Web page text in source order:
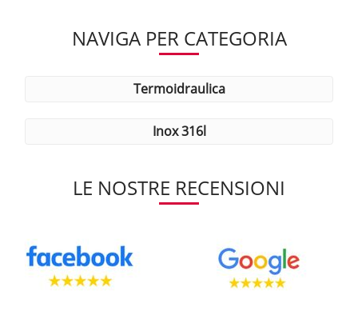
NAVIGA PER CATEGORIA
termoidraulica
inox 316l
LE NOSTRE RECENSIONI